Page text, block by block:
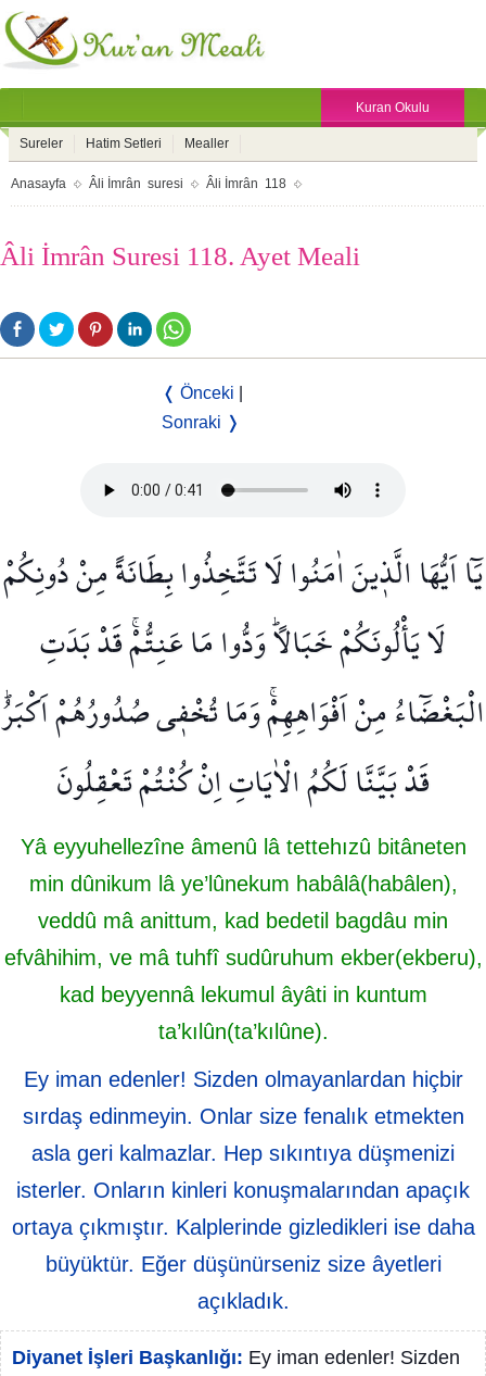
Kuran Okulu
Sureler Hatim Setleri Mealler
Anasayfa Âli İmrân suresi Âli İmrân 118
Âli İmrân Suresi 118. Ayet Meali
❬ Önceki
Sonraki ❭
يَٓا اَيُّهَا الَّذ۪ينَ اٰمَنُوا لَا تَتَّخِذُوا بِطَانَةً مِنْ دُونِكُمْ
لَا يَأْلُونَكُمْ خَبَالًاۜ وَدُّوا مَا عَنِتُّمْۚ قَدْ بَدَتِ
الْبَغْضَٓاءُ مِنْ اَفْوَاهِهِمْۚ وَمَا تُخْف۪ي صُدُورُهُمْ اَكْبَرُۜ
قَدْ بَيَّنَّا لَكُمُ الْاٰيَاتِ اِنْ كُنْتُمْ تَعْقِلُونَ
Yâ eyyuhellezîne âmenû lâ tettehızû bitâneten
min dûnikum lâ ye’lûnekum habâlâ(habâlen),
veddû mâ anittum, kad bedetil bagdâu min
efvâhihim, ve mâ tuhfî sudûruhum ekber(ekberu),
kad beyyennâ lekumul âyâti in kuntum
ta’kılûn(ta’kılûne).
Ey iman edenler! Sizden olmayanlardan hiçbir
sırdaş edinmeyin. Onlar size fenalık etmekten
asla geri kalmazlar. Hep sıkıntıya düşmenizi
isterler. Onların kinleri konuşmalarından apaçık
ortaya çıkmıştır. Kalplerinde gizledikleri ise daha
büyüktür. Eğer düşünürseniz size âyetleri
açıkladık.
Diyanet İşleri Başkanlığı: Ey iman edenler! Sizden